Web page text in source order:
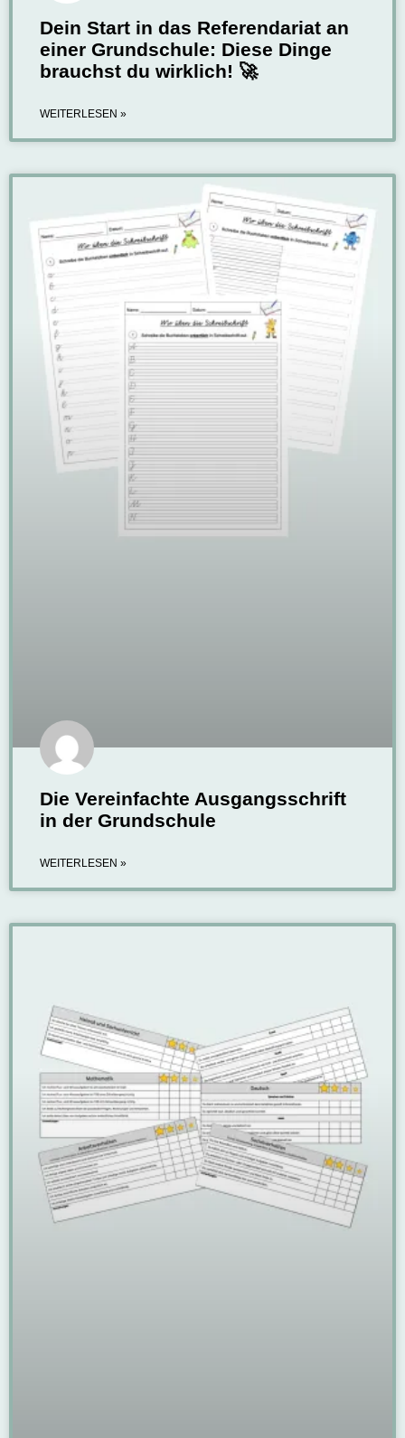
Dein Start in das Referendariat an
einer Grundschule: Diese Dinge
brauchst du wirklich! 🚀
WEITERLESEN »
Die Vereinfachte Ausgangsschrift
in der Grundschule
WEITERLESEN »